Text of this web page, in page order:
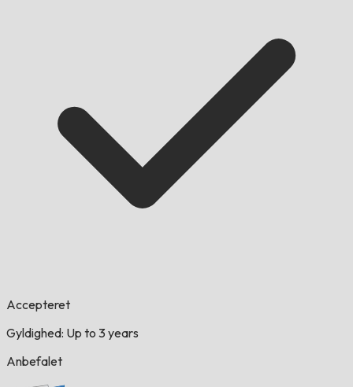
Accepteret
Gyldighed: Up to 3 years
Anbefalet